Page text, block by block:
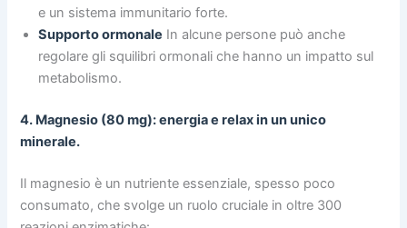
e un sistema immunitario forte.
Supporto ormonale In alcune persone può anche
regolare gli squilibri ormonali che hanno un impatto sul
metabolismo.
4. Magnesio (80 mg): energia e relax in un unico
minerale.
Il magnesio è un nutriente essenziale, spesso poco
consumato, che svolge un ruolo cruciale in oltre 300